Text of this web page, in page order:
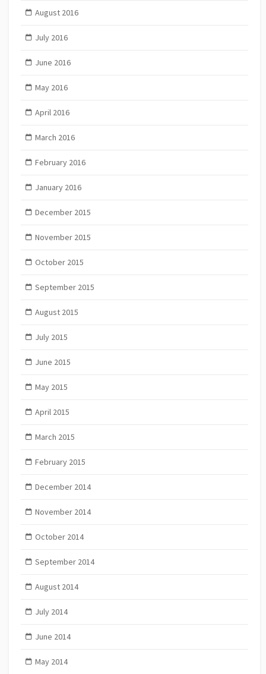
August 2016
July 2016
June 2016
May 2016
April 2016
March 2016
February 2016
January 2016
December 2015
November 2015
October 2015
September 2015
August 2015
July 2015
June 2015
May 2015
April 2015
March 2015
February 2015
December 2014
November 2014
October 2014
September 2014
August 2014
July 2014
June 2014
May 2014